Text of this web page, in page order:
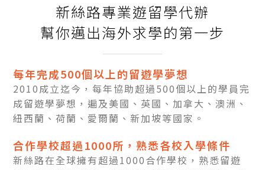
新絲路專業遊留學代辦
幫你邁出海外求學的第一步
每年完成500個以上的留遊學夢想
2010成立迄今，每年協助超過500個以上的學員完
成留遊學夢想，遍及美國、英國、加拿大、澳洲、
紐西蘭、荷蘭、愛爾蘭、新加坡等國家。
合作學校超過1000所，熟悉各校入學條件
新絲路在全球擁有超過1000合作學校，熟悉留遊